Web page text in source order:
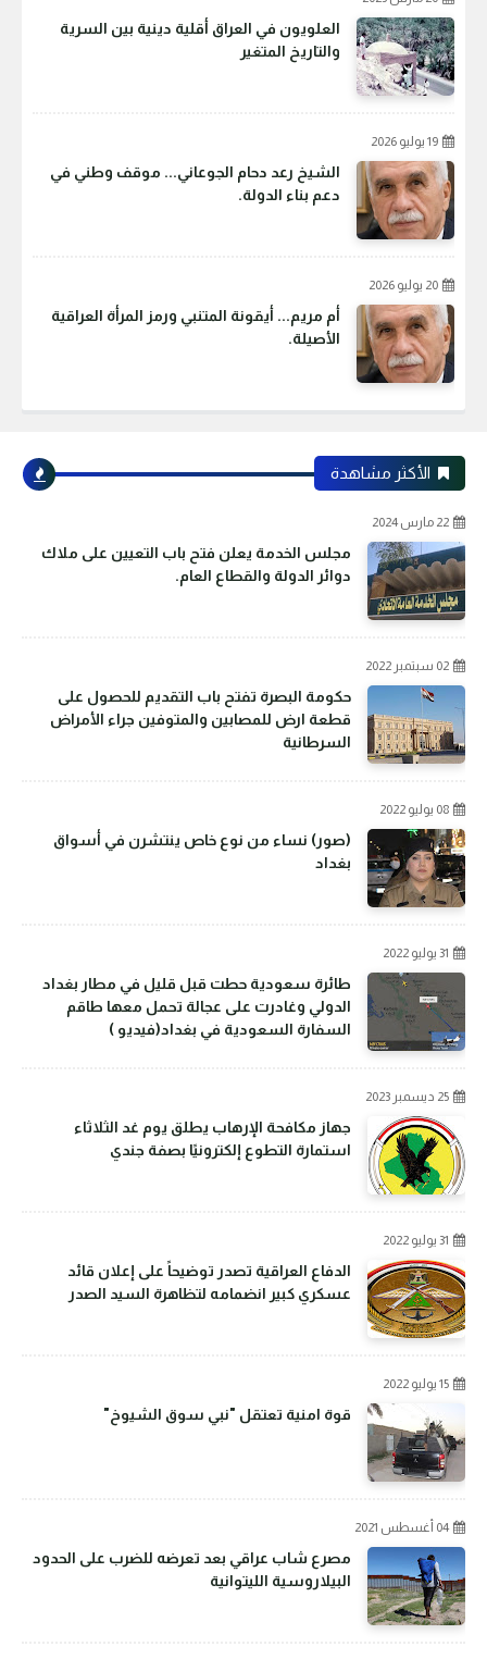
العلويون في العراق أقلية دينية بين السرية
والتاريخ المتغير
19 يوليو 2026
الشيخ رعد دحام الجوعاني... موقف وطني في
دعم بناء الدولة.
20 يوليو 2026
أم مريم... أيقونة المتنبي ورمز المرأة العراقية
الأصيلة.
الأكثر مشاهدة
22 مارس 2024
مجلس الخدمة يعلن فتح باب التعيين على ملاك
دوائر الدولة والقطاع العام.
02 سبتمبر 2022
حكومة البصرة تفتح باب التقديم للحصول على
قطعة ارض للمصابين والمتوفين جراء الأمراض
السرطانية
08 يوليو 2022
(صور) نساء من نوع خاص ينتشرن في أسواق
بغداد
31 يوليو 2022
طائرة سعودية حطت قبل قليل في مطار بغداد
الدولي وغادرت على عجالة تحمل معها طاقم
السفارة السعودية في بغداد(فيديو )
25 ديسمبر 2023
جهاز مكافحة الإرهاب يطلق يوم غد الثلاثاء
استمارة التطوع إلكترونيًا بصفة جندي
31 يوليو 2022
الدفاع العراقية تصدر توضيحاً على إعلان قائد
عسكري كبير انضمامه لتظاهرة السيد الصدر
15 يوليو 2022
قوة امنية تعتقل "نبي سوق الشيوخ"
04 أغسطس 2021
مصرع شاب عراقي بعد تعرضه للضرب على الحدود
البيلاروسية الليتوانية